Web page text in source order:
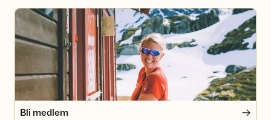
Bli medlem
Bli medlem